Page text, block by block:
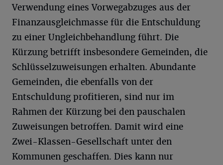
Verwendung eines Vorwegabzuges aus der
Finanzausgleichmasse für die Entschuldung
zu einer Ungleichbehandlung führt. Die
Kürzung betrifft insbesondere Gemeinden, die
Schlüsselzuweisungen erhalten. Abundante
Gemeinden, die ebenfalls von der
Entschuldung profitieren, sind nur im
Rahmen der Kürzung bei den pauschalen
Zuweisungen betroffen. Damit wird eine
Zwei-Klassen-Gesellschaft unter den
Kommunen geschaffen. Dies kann nur